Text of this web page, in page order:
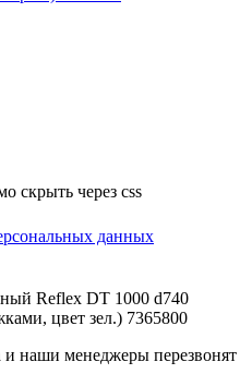
скрыть через css
данных
Reflex DT 1000 d740
цвет зел.) 7365800
и наши менеджеры перезвонят